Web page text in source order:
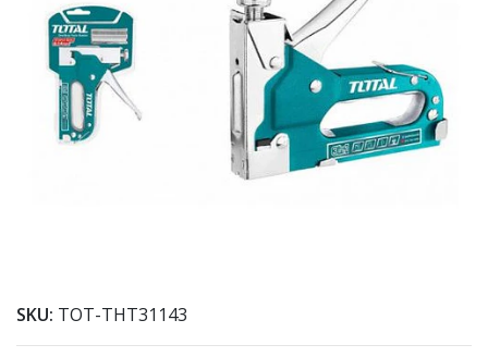
SKU: TOT-THT31143